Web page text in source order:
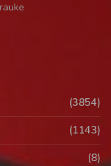
(3854)
(1143)
(8)